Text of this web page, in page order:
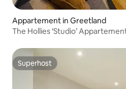
Appartement in Greetland
The Hollies ‘Studio’
Superhost
Superhost